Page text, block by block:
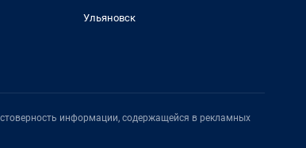
Ульяновск
информации, содержащейся в рекламных